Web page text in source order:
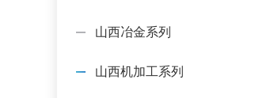
山西冶金系列
山西机加工系列